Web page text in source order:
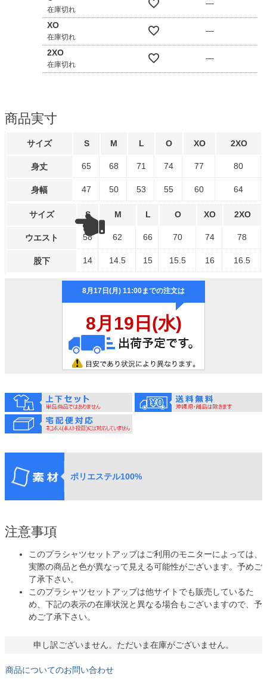
在庫切れ
—
XO
在庫切れ
—
2XO
在庫切れ
—
商品実寸
サイズ S M L O XO 2XO
身丈 65 68 71 74 77 80
身幅 47 50 53 55 60 64
サイズ S M L O XO 2XO
ウエスト 58 62 66 70 74 78
股下 14 14.5 15 15.5 16 16.5
ポリエステル100%
注意事項
このプラシャツセットアップはご利用のモニターによっては、
実際の商品と色が異なって見える可能性がございます。予めご
了承下さい。
このプラシャツセットアップは他サイトでも販売しているた
め、下記の表示の在庫状況と異なる場合もございますので、予
めご了承下さい。
申し訳ございません。ただいま在庫がございません。
商品についてのお問い合わせ